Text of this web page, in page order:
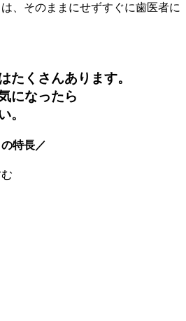
、そのままにせずすぐに歯医者に
たくさんあります。
になったら
。
特長／